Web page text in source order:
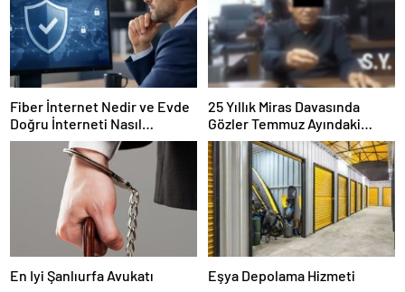
Fiber İnternet Nedir ve Evde
Doğru İnterneti Nasıl
Seçersiniz
25 Yıllık Miras Davasında
Gözler Temmuz Ayındaki
Karar Duruşmasına Çevrildi
En Iyi Şanlıurfa Avukatı Eşya Depolama Hizmeti